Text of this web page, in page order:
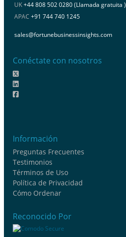
UK+44 808 502 0280 (Llamada gratuita )
APAC +91 744 740 1245
sales@fortunebusinessinsights.com
Conéctate con nosotros
Información
Preguntas Frecuentes
Testimonios
Términos de Uso
Política de Privacidad
Cómo Ordenar
Reconocido Por